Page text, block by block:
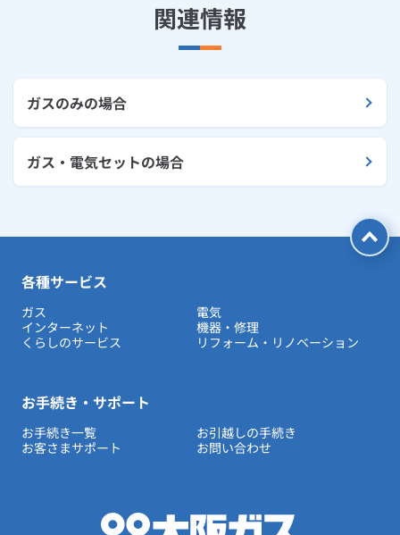
関連情報
ガスのみの場合
ガス・電気セットの場合
各種サービス
ガス
電気
インターネット
機器・修理
くらしのサービス
リフォーム・リノベーション
お手続き・サポート
お手続き一覧
お引越しの手続き
お客さまサポート
お問い合わせ